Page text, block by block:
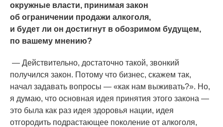
окружные власти, принимая закон
об ограничении продажи алкоголя,
и будет ли он достигнут в обозримом будущем,
по вашему мнению?
— Действительно, достаточно такой, звонкий
получился закон. Потому что бизнес, скажем так,
начал задавать вопросы — «как нам выживать?». Но,
я думаю, что основная идея принятия этого закона —
это была как раз идея здоровья нации, идея
отгородить подрастающее поколение от алкоголя,